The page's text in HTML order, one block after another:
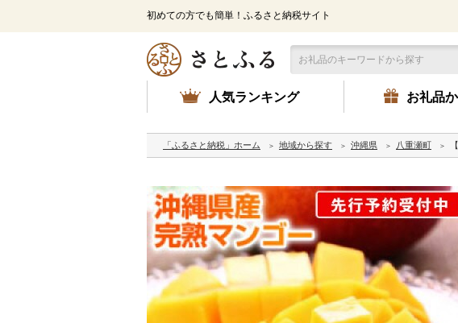
初めての方でも簡単！ふるさと納税サイト
人気ランキング お礼品
「ふるさと納税」ホーム 地域から探す 沖縄県 八重瀬町